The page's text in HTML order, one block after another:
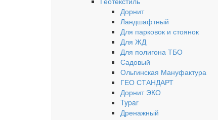
Дорнит
Ландшафтный
Для парковок и стоянок
Для ЖД
Для полигона ТБО
Садовый
Ольгинская Мануфактура
ГЕО СТАНДАРТ
Дорнит ЭКО
Typar
Дренажный